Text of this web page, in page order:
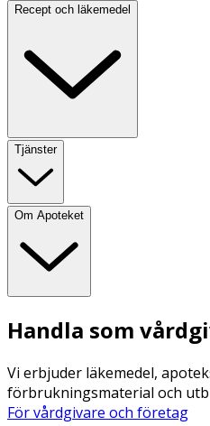
Recept och läkemedel
Tjänster
Om Apoteket
Handla som
Vi erbjuder läkemedel,
förbrukningsmaterial och
För vårdgivare och företag